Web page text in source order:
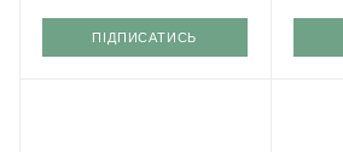
ПІДПИСАТИСЬ